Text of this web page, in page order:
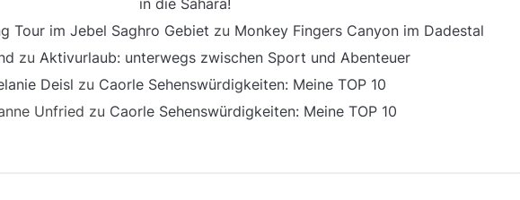
in die Sahara!
Tour im Jebel Saghro Gebiet zu Monkey Fingers Canyon im Dadestal
zu Aktivurlaub: unterwegs zwischen Sport und Abenteuer
Deisl zu Caorle Sehenswürdigkeiten: Meine TOP 10
Unfried zu Caorle Sehenswürdigkeiten: Meine TOP 10